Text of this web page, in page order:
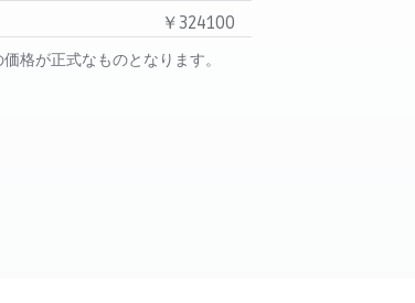
￥324100
格が正式なものとなります。